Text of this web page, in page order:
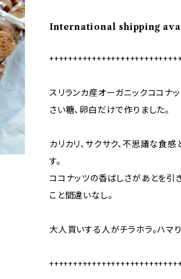
International shipping
スリランカ産オーガニックココナ
さい糖、卵白だけで作りました。
カリカリ、サクサク、不思議な食
す。
ココナッツの香ばしさがあとを引
こと間違いなし。
大人買いする人がチラホラ。ハマ